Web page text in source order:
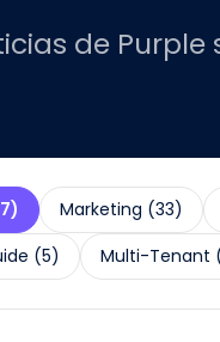
de Purple
) Marketing (33)
(5) Multi-Tenant